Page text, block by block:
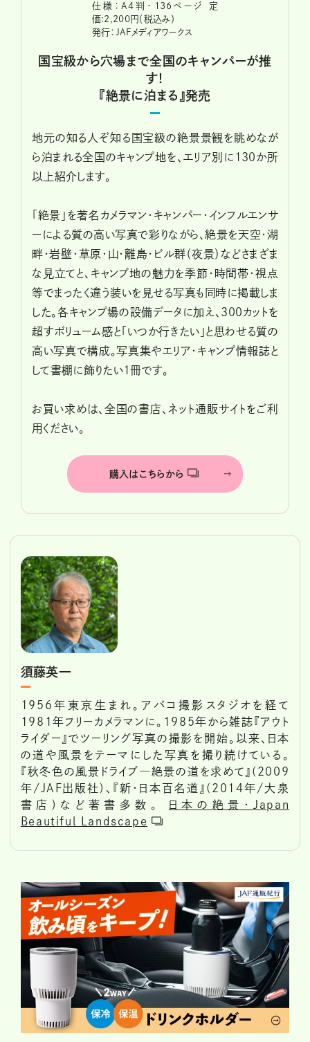
仕様：A4判・136ページ 定
価:2,200円（税込み）
発行：JAFメディアワークス
国宝級から穴場まで全国のキャンパーが推
す！
『絶景に泊まる』発売
地元の知る人ぞ知る国宝級の絶景景観を眺めなが
ら泊まれる全国のキャンプ地を、エリア別に130か所
以上紹介します。
「絶景」を著名カメラマン・キャンパー・インフルエンサ
ーによる質の高い写真で彩りながら、絶景を天空・湖
畔・岩壁・草原・山・離島・ビル群（夜景）などさまざま
な見立てと、キャンプ地の魅力を季節・時間帯・視点
等でまったく違う装いを見せる写真も同時に掲載しま
した。各キャンプ場の設備データに加え、300カットを
超すボリューム感と「いつか行きたい」と思わせる質の
高い写真で構成。写真集やエリア・キャンプ情報誌と
して書棚に飾りたい1冊です。
お買い求めは、全国の書店、ネット通販サイトをご利
用ください。
購入はこちらから
須藤英一
1956年東京生まれ。アバコ撮影スタジオを経て
1981年フリーカメラマンに。1985年から雑誌『アウト
ライダー』でツーリング写真の撮影を開始。以来、日本
の道や風景をテーマにした写真を撮り続けている。
『秋冬色の風景ドライブ―絶景の道を求めて』(2009
年/JAF出版社)、『新・日本百名道』(2014年/大泉
書店)など著書多数。
日本の絶景・Japan
Beautiful Landscape